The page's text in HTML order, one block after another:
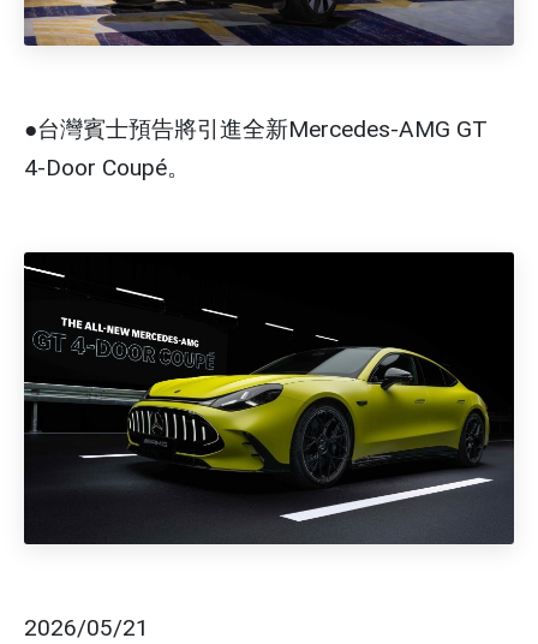
●台灣賓士預告將引進全新Mercedes-AMG GT
4-Door Coupé。
2026/05/21